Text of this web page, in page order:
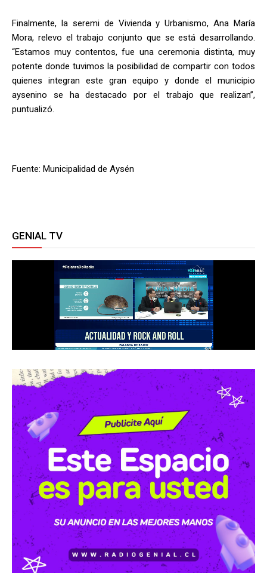
Finalmente, la seremi de Vivienda y Urbanismo, Ana María
Mora, relevo el trabajo conjunto que se está desarrollando.
“Estamos muy contentos, fue una ceremonia distinta, muy
potente donde tuvimos la posibilidad de compartir con todos
quienes integran este gran equipo y donde el municipio
aysenino se ha destacado por el trabajo que realizan”,
puntualizó.
Fuente: Municipalidad de Aysén
GENIAL TV